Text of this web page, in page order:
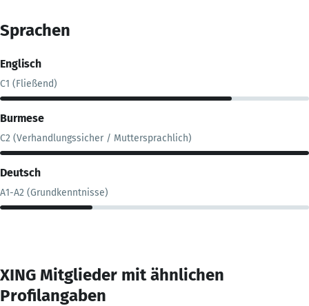
Sprachen
Englisch
C1 (Fließend)
Burmese
C2 (Verhandlungssicher / Muttersprachlich)
Deutsch
A1-A2 (Grundkenntnisse)
XING Mitglieder mit ähnlichen
Profilangaben